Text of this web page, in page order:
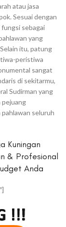
atau jasa
Sesuai dengan
fungsi sebagai
yang
itu, patung
peristiwa
sangat
di sekitarmu,
Sudirman yang
pejuang
seluruh
Kuningan
& Profesional
Anda